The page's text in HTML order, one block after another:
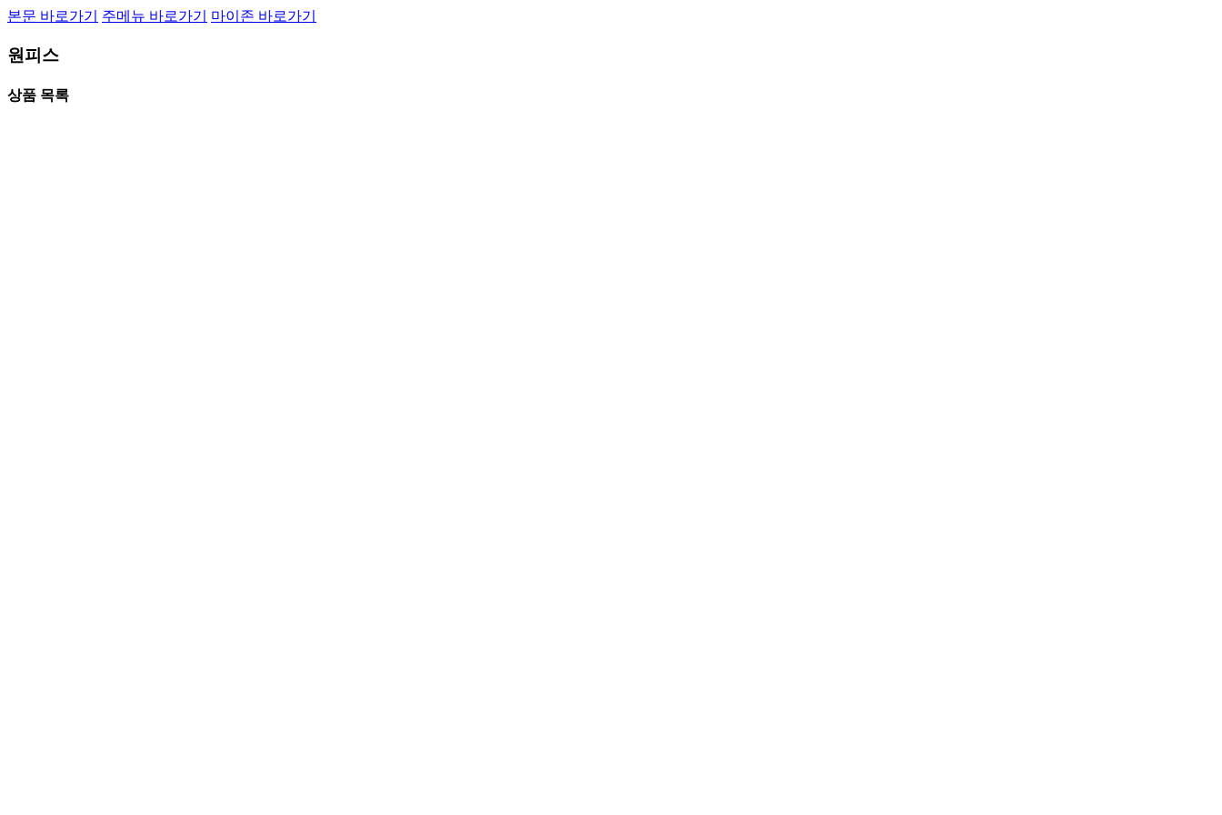
본문 바로가기 주메뉴 바로가기 마이존 바로가기
원피스
상품 목록